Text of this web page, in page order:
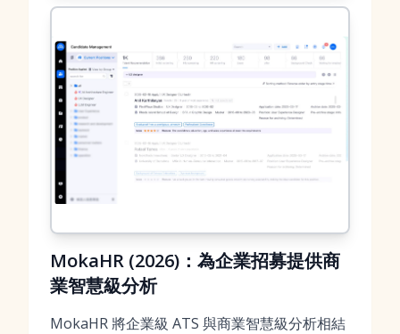
MokaHR (2026)：為企業招募提供商
業智慧級分析
MokaHR 將企業級 ATS 與商業智慧級分析相結